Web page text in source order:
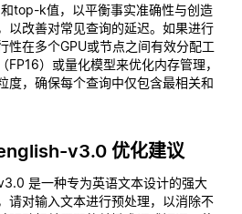
top-k值，以平衡事实准确性与创造
以改善对常见查询的延迟。如果进行
性在多个GPU或节点之间有效分配工
）或量化模型来优化内存管理，
度，确保每个查询中仅包含最相关和
v3.0 优化建议
是一种专为英语文本设计的强大
请对输入文本进行预处理，以消除不